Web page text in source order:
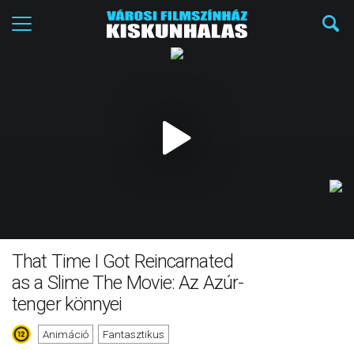
That Time I Got Reincarnated
as a Slime The Movie: Az Azúr-
tenger könnyei
Animáció Fantasztikus